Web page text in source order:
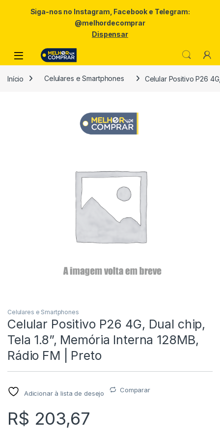
Siga-nos no Instagram, Facebook e Telegram:
@melhordecomprar
Dispensar
Skip to navigation
Skip to content
Início Celulares e Smartphones Celular Positivo P26
Celulares e Smartphones
Celular Positivo P26 4G, Dual chip,
Tela 1.8”, Memória Interna 128MB,
Rádio FM | Preto
Adicionar à lista de desejo Comparar
R$ 203,67